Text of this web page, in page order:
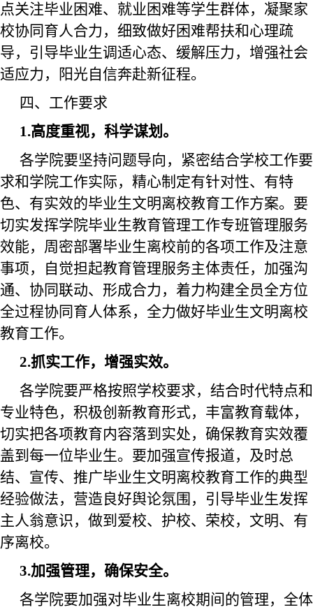
点关注毕业困难、就业困难等学生群体，凝聚家
校协同育人合力，细致做好困难帮扶和心理疏
导，引导毕业生调适心态、缓解压力，增强社会
适应力，阳光自信奔赴新征程。
四、工作要求
1.高度重视，科学谋划。
各学院要坚持问题导向，紧密结合学校工作要
求和学院工作实际， 精心制定有针对性、 有特
色、 有实效的毕业生文明离校教育工作方案。要
切实发挥学院毕业生教育管理工作专班管理服务
效能， 周密部署毕业生离校前的各项工作及注意
事项，自觉担起教育管理服务主体责任， 加强沟
通、协同联动、 形成合力， 着力构建全员全方位
全过程协同育人体系， 全力做好毕业生文明离校
教育工作。
2.抓实工作，增强实效。
各学院要严格按照学校要求，结合时代特点和
专业特色，积极创新教育形式，丰富教育载体，
切实把各项教育内容落到实处，确保教育实效覆
盖到每一位毕业生。要加强宣传报道，及时总
结、宣传、推广毕业生文明离校教育工作的典型
经验做法，营造良好舆论氛围，引导毕业生发挥
主人翁意识，做到爱校、护校、荣校，文明、有
序离校。
3.加强管理，确保安全。
各学院要加强对毕业生离校期间的管理，全体